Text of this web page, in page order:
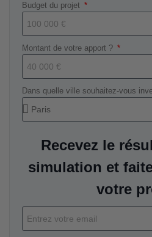
Budget du projet
Montant de votre apport ?
Dans quelle ville souhaitez-vous
Recevez le
simulation et
votre